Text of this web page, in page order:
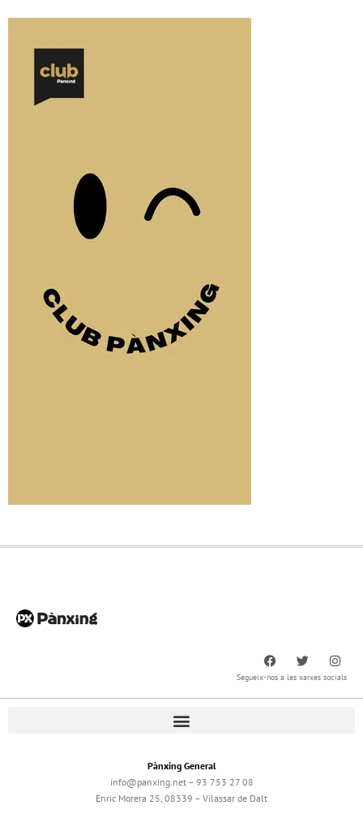
Segueix-nos a les xarxes socials
Pànxing General
info@panxing.net – 93 753 27 08
Enric Morera 25, 08339 – Vilassar de Dalt